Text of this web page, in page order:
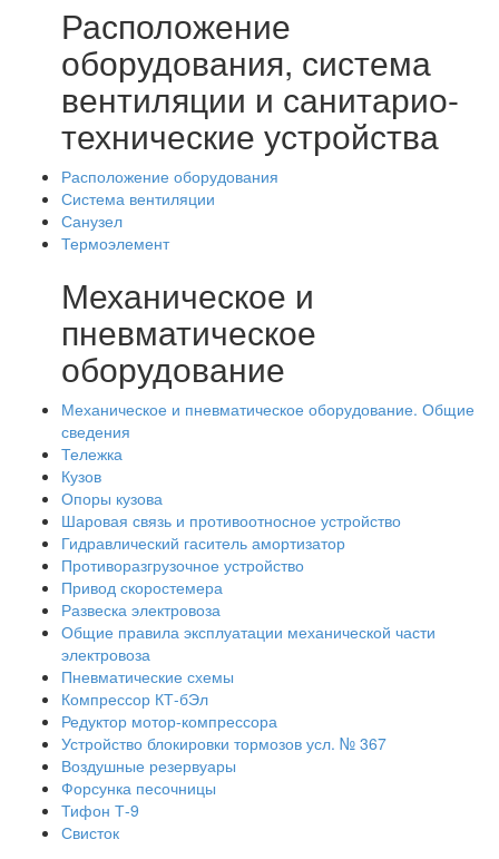
Расположение
оборудования, система
вентиляции и санитарио-
технические устройства
Расположение оборудования
Система вентиляции
Санузел
Термоэлемент
Механическое и
пневматическое
оборудование
Механическое и пневматическое оборудование. Общие
сведения
Тележка
Кузов
Опоры кузова
Шаровая связь и противоотносное устройство
Гидравлический гаситель амортизатор
Противоразгрузочное устройство
Привод скоростемера
Развеска электровоза
Общие правила эксплуатации механической части
электровоза
Пневматические схемы
Компрессор КТ-бЭл
Редуктор мотор-компрессора
Устройство блокировки тормозов усл. № 367
Воздушные резервуары
Форсунка песочницы
Тифон Т-9
Свисток